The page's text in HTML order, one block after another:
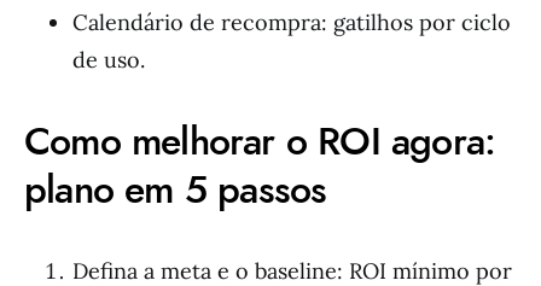
Calendário de recompra: gatilhos por ciclo
de uso.
Como melhorar o ROI agora:
plano em 5 passos
Defina a meta e o baseline: ROI mínimo por